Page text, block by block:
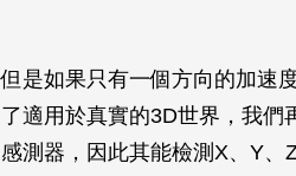
但是如果只有一個方向的加速
了適用於真實的3D世界，我們
感測器，因此其能檢測X、Y